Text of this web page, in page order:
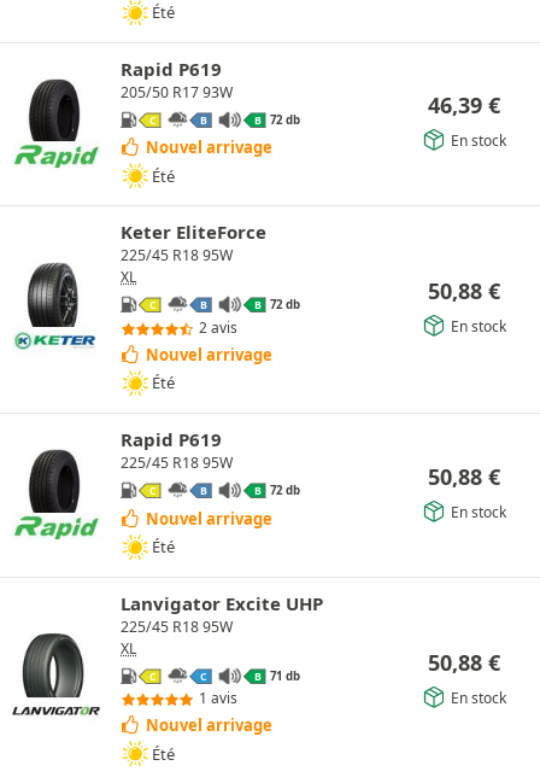
Été
Rapid P619
205/50 R17 93W
C B B 72 db
Nouvel arrivage
Été
46,39 €
En stock
Keter EliteForce
225/45 R18 95W
XL
C B B 72 db
2 avis
Nouvel arrivage
Été
50,88 €
En stock
Rapid P619
225/45 R18 95W
C B B 72 db
Nouvel arrivage
Été
50,88 €
En stock
Lanvigator Excite UHP
225/45 R18 95W
XL
C C B 71 db
1 avis
Nouvel arrivage
Été
50,88 €
En stock